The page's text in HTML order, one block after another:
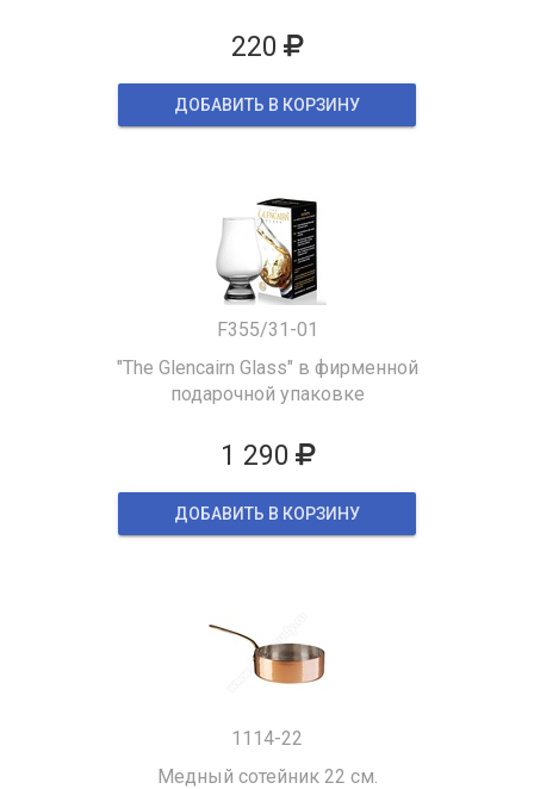
220
ДОБАВИТЬ В КОРЗИНУ
F355/31-01
"The Glencairn Glass" в фирменной
подарочной упаковке
1 290
ДОБАВИТЬ В КОРЗИНУ
1114-22
Медный сотейник 22 см.